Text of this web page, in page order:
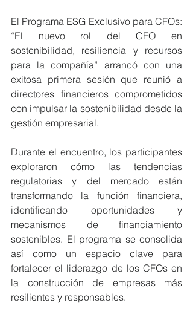
El Programa ESG Exclusivo para CFOs:
“El nuevo rol del CFO en
sostenibilidad, resiliencia y recursos
para la compañía” arrancó con una
exitosa primera sesión que reunió a
directores financieros comprometidos
con impulsar la sostenibilidad desde la
gestión empresarial.
Durante el encuentro, los participantes
exploraron cómo las tendencias
regulatorias y del mercado están
transformando la función financiera,
identificando oportunidades y
mecanismos de financiamiento
sostenibles. El programa se consolida
así como un espacio clave para
fortalecer el liderazgo de los CFOs en
la construcción de empresas más
resilientes y responsables.